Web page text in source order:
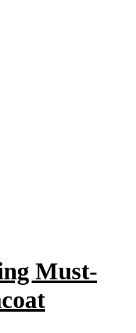
Must-